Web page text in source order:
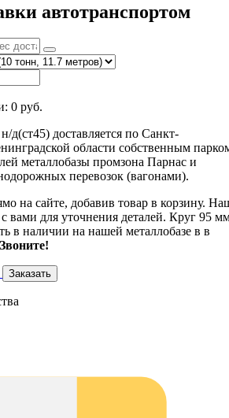
автотранспортом
0 руб.
доставляется по Санкт-
области собственным
металлобазы промзона Парнас и
перевозок (вагонами).
на сайте, добавив товар в корзину.
вами для уточнения деталей. Круг 95
в наличии на нашей металлобазе в в
Звоните!
Заказать